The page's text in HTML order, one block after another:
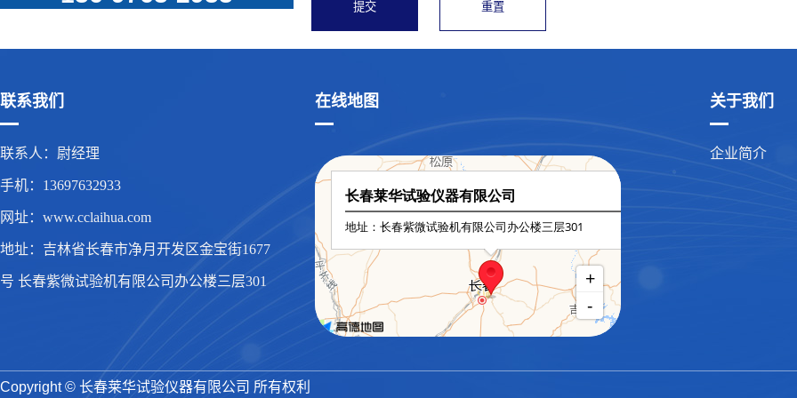
联系我们
联系人：尉经理
手机：13697632933
网址：www.cclaihua.com
地址：吉林省长春市净月开发区金宝街1677
号 长春紫微试验机有限公司办公楼三层301
在线地图 关于我们
企业简介
Copyright © 长春莱华试验仪器有限公司 所有权利